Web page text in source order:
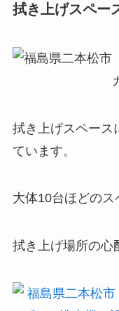
拭き上げスペー
拭き上げスペース
ています。
大体10台ほどのス
拭き上げ場所の心